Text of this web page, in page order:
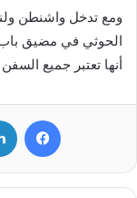
ومع تدخل واشنطن
الحوثي في مضيق باب
أنها تعتبر جميع